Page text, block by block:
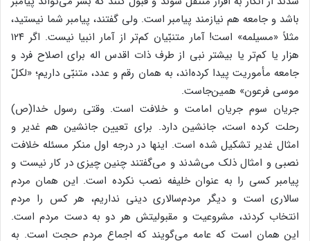
باشد و جامعه‌ هم‌ نیازمند پیامبر است‌. ولی‌ گفتند، پیامبر شما نیستید،
مثلاً «مسیلمه‌» است‌! آمار متنبّیان‌ کم‌تر از آمار انبیا نیست‌. اگر ۱۲۴
هزار یا کم‌تر یا بیشتر نبی‌ از طرف‌ ذات‌ اقدس‌ اله‌ برای‌ اصلاح‌ فرد و
جامعه‌ مأموریت‌ پیدا کرده‌اند، به‌ همان‌ رقم‌ و عدد، متنبّی‌ داریم‌؛ «لکلّ
موسی‌ فرعون‌» همین‌جاست‌.
جریان‌ سوم‌ جریان‌ امامت‌ و خلافت‌ است‌. وقتی‌ رسول‌ خدا(ص‌)
رحلت‌ کرده‌ است‌، جانشین‌ دارد. برای‌ تعیین‌ جانشین‌ هم‌ غدیر و
امثال‌ غدیر تشکیل‌ شده‌ است‌. اینها در درجه‌ اول‌ منکر مسئله‌ خلافت‌
نصبی‌ و امثال‌ ذلک‌ می‌شدند و می‌گفتند چنین‌ چیزی‌ در کار نیست‌ و
پیامبر کسی‌ را به‌ عنوان‌ خلیفه‌ نصب‌ نکرده‌ است‌. این‌ همان‌ مردم‌
سالاری‌ است‌ و دیگر مردم‌سالاری‌ دینی‌ نداریم‌، هر کس‌ را مردم‌
انتخاب‌ کردند، مشروعیت‌ و مقبولیتش‌ هر دو به‌ دست‌ مردم‌ است‌.
این‌ همان‌ است‌ که‌ عامه‌ می‌گویند که‌ اجماع‌ مردم‌ حجت‌ است‌. به‌